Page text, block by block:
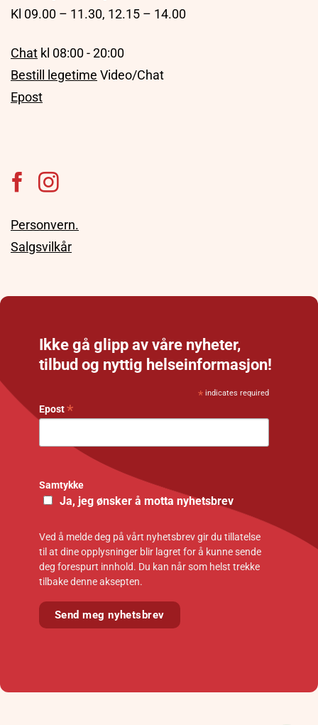
Kl 09.00 – 11.30, 12.15 – 14.00
Chat kl 08:00 - 20:00
Bestill legetime Video/Chat
Epost
Personvern.
Salgsvilkår
Ikke gå glipp av våre nyheter,
tilbud og nyttig helseinformasjon!
* indicates required
Epost*
Samtykke
Ja, jeg ønsker å motta nyhetsbrev
Ved å melde deg på vårt nyhetsbrev gir du tillatelse
til at dine opplysninger blir lagret for å kunne sende
deg forespurt innhold. Du kan når som helst trekke
tilbake denne aksepten.